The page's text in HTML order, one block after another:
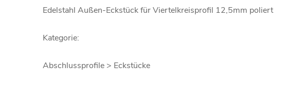
Edelstahl Außen-Eckstück für Viertelkreisprofil 12,5mm poliert
Kategorie:
Abschlussprofile > Eckstücke